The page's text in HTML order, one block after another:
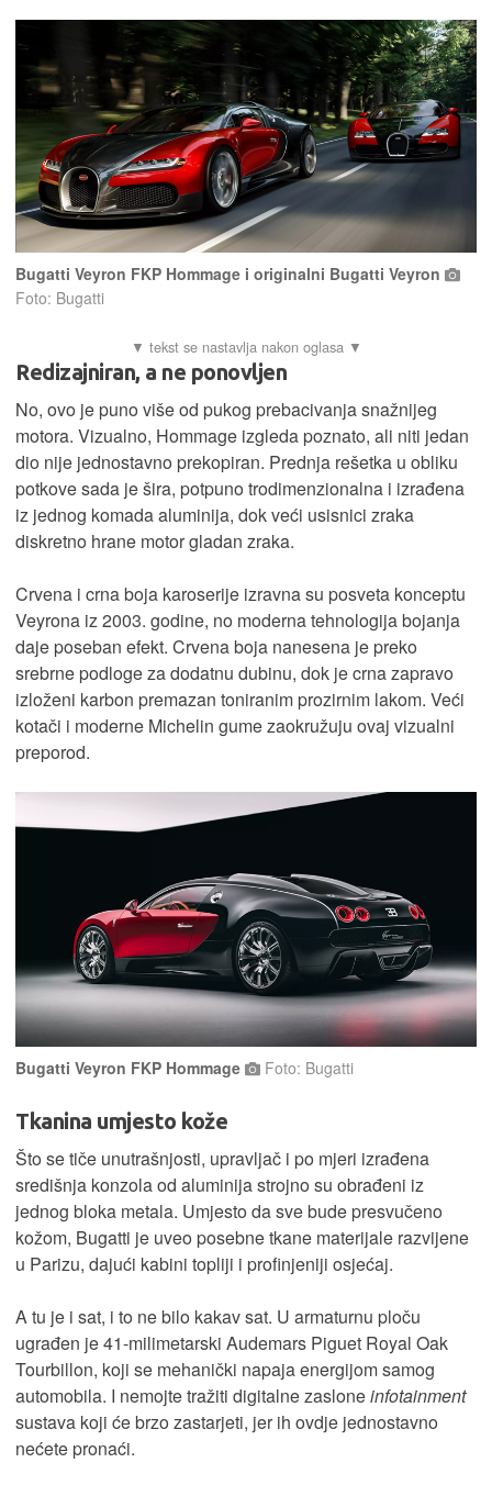
Bugatti Veyron FKP Hommage i originalni Bugatti Veyron
Foto: Bugatti
Redizajniran, a ne ponovljen
No, ovo je puno više od pukog prebacivanja snažnijeg
motora. Vizualno, Hommage izgleda poznato, ali niti jedan
dio nije jednostavno prekopiran. Prednja rešetka u obliku
potkove sada je šira, potpuno trodimenzionalna i izrađena
iz jednog komada aluminija, dok veći usisnici zraka
diskretno hrane motor gladan zraka.
Crvena i crna boja karoserije izravna su posveta konceptu
Veyrona iz 2003. godine, no moderna tehnologija bojanja
daje poseban efekt. Crvena boja nanesena je preko
srebrne podloge za dodatnu dubinu, dok je crna zapravo
izloženi karbon premazan toniranim prozirnim lakom. Veći
kotači i moderne Michelin gume zaokružuju ovaj vizualni
preporod.
Bugatti Veyron FKP Hommage Foto: Bugatti
Tkanina umjesto kože
Što se tiče unutrašnjosti, upravljač i po mjeri izrađena
središnja konzola od aluminija strojno su obrađeni iz
jednog bloka metala. Umjesto da sve bude presvučeno
kožom, Bugatti je uveo posebne tkane materijale razvijene
u Parizu, dajući kabini topliji i profinjeniji osjećaj.
A tu je i sat, i to ne bilo kakav sat. U armaturnu ploču
ugrađen je 41-milimetarski Audemars Piguet Royal Oak
Tourbillon, koji se mehanički napaja energijom samog
automobila. I nemojte tražiti digitalne zasloneinfotainment
sustava koji će brzo zastarjeti, jer ih ovdje jednostavno
nećete pronaći.